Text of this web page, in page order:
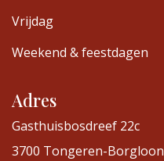
Vrijdag
Weekend & feestdagen
Adres
Gasthuisbosdreef 22c
3700 Tongeren-Borgloon